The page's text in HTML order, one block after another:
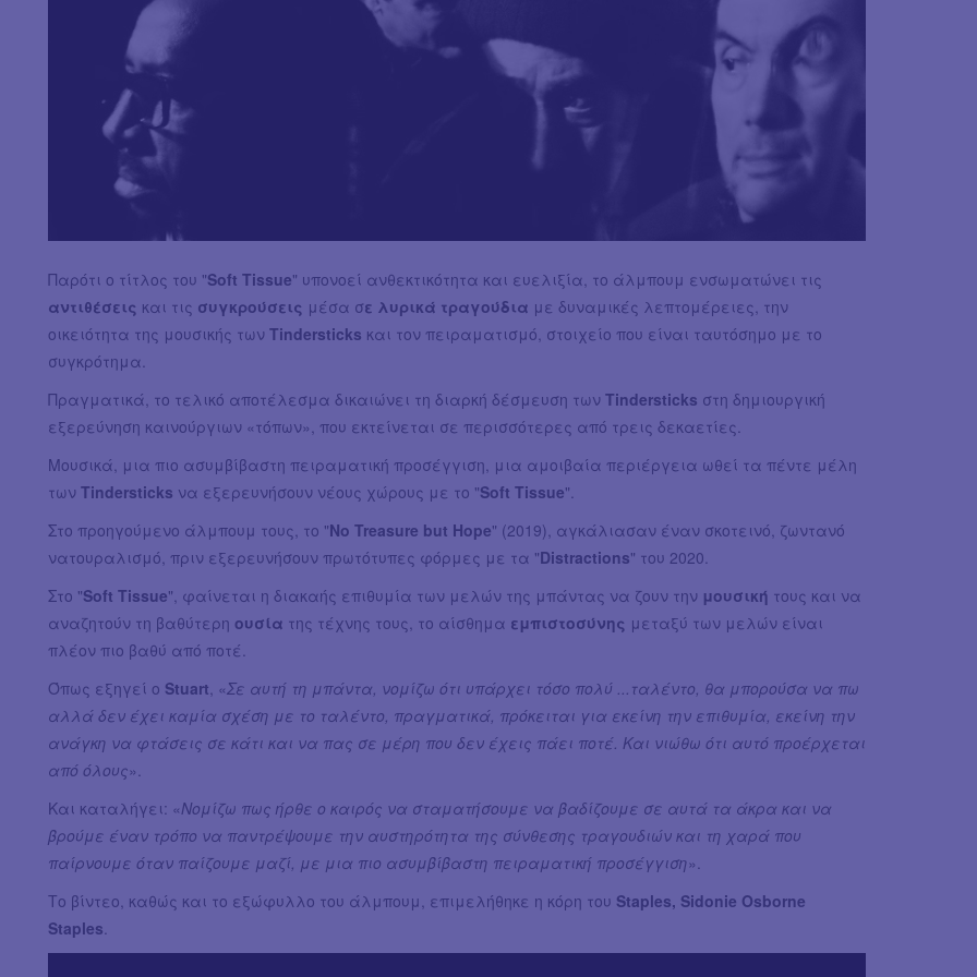
Παρότι ο τίτλος του "Soft Tissue" υπονοεί ανθεκτικότητα και ευελιξία, το άλμπουμ ενσωματώνει τις
αντιθέσεις και τις συγκρούσεις μέσα σε λυρικά τραγούδια με δυναμικές λεπτομέρειες, την
οικειότητα της μουσικής των Tindersticks και τον πειραματισμό, στοιχείο που είναι ταυτόσημο με το
συγκρότημα.
Πραγματικά, το τελικό αποτέλεσμα δικαιώνει τη διαρκή δέσμευση των Tindersticks στη δημιουργική
εξερεύνηση καινούργιων «τόπων», που εκτείνεται σε περισσότερες από τρεις δεκαετίες.
Μουσικά, μια πιο ασυμβίβαστη πειραματική προσέγγιση, μια αμοιβαία περιέργεια ωθεί τα πέντε μέλη
των Tindersticks να εξερευνήσουν νέους χώρους με το "Soft Tissue".
Στο προηγούμενο άλμπουμ τους, το "No Treasure but Hope" (2019), αγκάλιασαν έναν σκοτεινό, ζωντανό
νατουραλισμό, πριν εξερευνήσουν πρωτότυπες φόρμες με τα "Distractions" του 2020.
Στο "Soft Tissue", φαίνεται η διακαής επιθυμία των μελών της μπάντας να ζουν την μουσική τους και να
αναζητούν τη βαθύτερη ουσία της τέχνης τους, το αίσθημα εμπιστοσύνης μεταξύ των μελών είναι
πλέον πιο βαθύ από ποτέ.
Όπως εξηγεί ο Stuart, «Σε αυτή τη μπάντα, νομίζω ότι υπάρχει τόσο πολύ ...ταλέντο, θα μπορούσα να πω
αλλά δεν έχει καμία σχέση με το ταλέντο, πραγματικά, πρόκειται για εκείνη την επιθυμία, εκείνη την
ανάγκη να φτάσεις σε κάτι και να πας σε μέρη που δεν έχεις πάει ποτέ. Και νιώθω ότι αυτό προέρχεται
από όλους».
Και καταλήγει: «Νομίζω πως ήρθε ο καιρός να σταματήσουμε να βαδίζουμε σε αυτά τα άκρα και να
βρούμε έναν τρόπο να παντρέψουμε την αυστηρότητα της σύνθεσης τραγουδιών και τη χαρά που
παίρνουμε όταν παίζουμε μαζί, με μια πιο ασυμβίβαστη πειραματική προσέγγιση».
Το βίντεο, καθώς και το εξώφυλλο του άλμπουμ, επιμελήθηκε η κόρη του Staples, Sidonie Osborne
Staples.